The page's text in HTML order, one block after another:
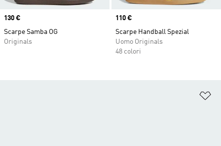
Price
130 €
Scarpe Samba OG
Originals
Price
110 €
Scarpe Handball Spezial
Uomo Originals
48 colori